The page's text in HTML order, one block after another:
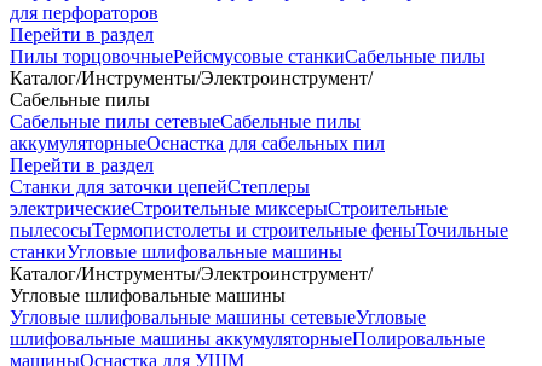
для перфораторов
Перейти в раздел
Пилы торцовочныеРейсмусовые станкиСабельные пилы
Каталог/Инструменты/Электроинструмент/
Сабельные пилы
Сабельные пилы сетевыеСабельные пилы
аккумуляторныеОснастка для сабельных пил
Перейти в раздел
Станки для заточки цепейСтеплеры
электрическиеСтроительные миксерыСтроительные
пылесосыТермопистолеты и строительные феныТочильные
станкиУгловые шлифовальные машины
Каталог/Инструменты/Электроинструмент/
Угловые шлифовальные машины
Угловые шлифовальные машины сетевыеУгловые
шлифовальные машины аккумуляторныеПолировальные
машиныОснастка для УШМ